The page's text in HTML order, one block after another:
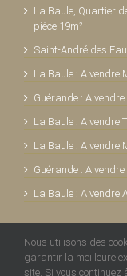
La Baule, Quartier
pièce 19m²
Saint-André des
La Baule : A vendre
Guérande : A
La Baule : A vendre
La Baule : A vendre
Guérande : A
La Baule : A vendre
Nous utilisons des
garantir la meilleure
site. Si vous continuez